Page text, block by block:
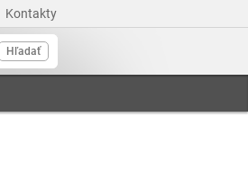
Kontakty
Hľadať